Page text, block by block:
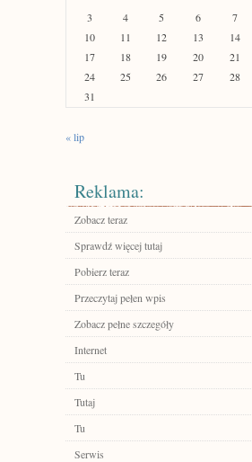
3
4 5 6 7
10
11 12 13 14
17
18 19 20 21
24
25 26 27 28
31
« lip
Reklama:
Zobacz teraz
Sprawdź więcej tutaj
Pobierz teraz
Przeczytaj pełen wpis
Zobacz pełne szczegóły
Internet
Tu
Tutaj
Tu
Serwis